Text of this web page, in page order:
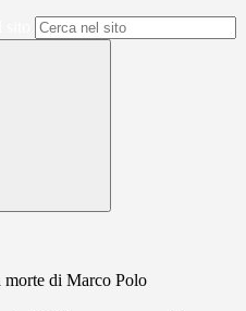
morte di Marco Polo